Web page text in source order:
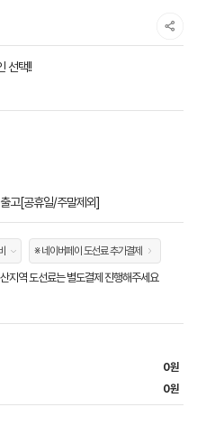
선택!!
고[공휴일/주말제외]
※ 네이버페이 도선료 추가결제
지역 도선료는 별도결제 진행해주세요
0원
0원